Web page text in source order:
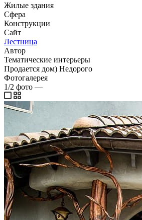
Жилые здания
Сфера
Конструкции
Сайт
Лестница
Автор
Тематические интерьеры
Продается дом) Недорого
Фотогалерея
1/2 фото —